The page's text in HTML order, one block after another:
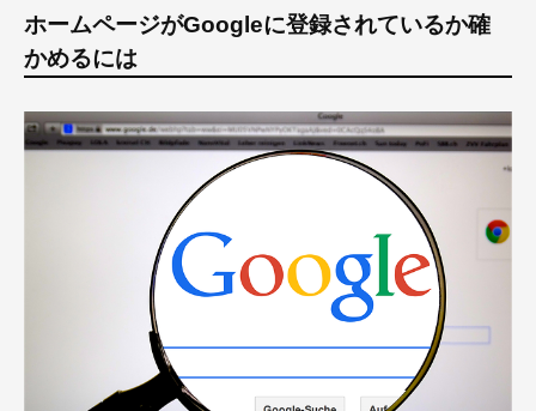
ホームページがGoogleに登録されているか確
かめるには